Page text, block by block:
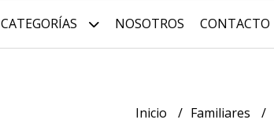
CATEGORÍAS NOSOTROS CONTACTO
Inicio Familiares